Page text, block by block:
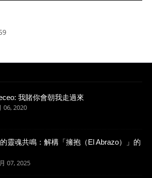
我賭你會朝我走過來
06, 2020
靈魂共鳴：解構「擁抱（El Abrazo）」的
07, 2025